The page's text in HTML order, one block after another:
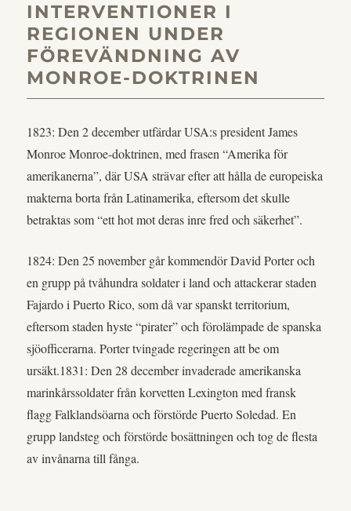
INTERVENTIONER I
REGIONEN UNDER
FÖREVÄNDNING AV
MONROE-DOKTRINEN
1823: Den 2 december utfärdar USA:s president James
Monroe Monroe-doktrinen, med frasen “Amerika för
amerikanerna”, där USA strävar efter att hålla de europeiska
makterna borta från Latinamerika, eftersom det skulle
betraktas som “ett hot mot deras inre fred och säkerhet”.
1824: Den 25 november går kommendör David Porter och
en grupp på tvåhundra soldater i land och attackerar staden
Fajardo i Puerto Rico, som då var spanskt territorium,
eftersom staden hyste “pirater” och förolämpade de spanska
sjöofficerarna. Porter tvingade regeringen att be om
ursäkt.1831: Den 28 december invaderade amerikanska
marinkårssoldater från korvetten Lexington med fransk
flagg Falklandsöarna och förstörde Puerto Soledad. En
grupp landsteg och förstörde bosättningen och tog de flesta
av invånarna till fånga.